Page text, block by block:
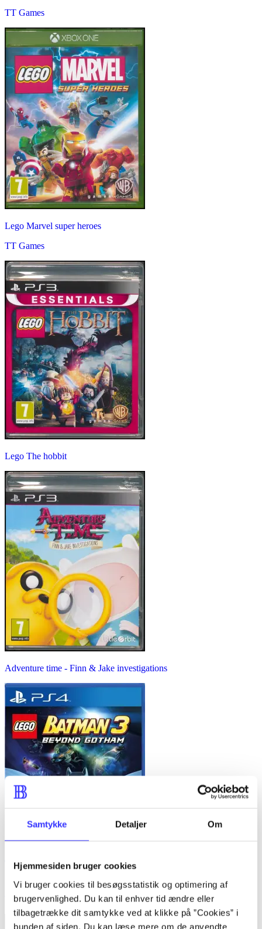
Samtykke Detaljer Om
Hjemmesiden bruger cookies
Vi bruger cookies til besøgsstatistik og optimering af
brugervenlighed. Du kan til enhver tid ændre eller
tilbagetrække dit samtykke ved at klikke på ”Cookies” i
bunden af siden. Du kan læse mere om de anvendte
TT Games
Lego Marvel super heroes
TT Games
Lego The hobbit
Adventure time - Finn & Jake investigations
Lego Batman 3 - beyond Gotham
TT Games